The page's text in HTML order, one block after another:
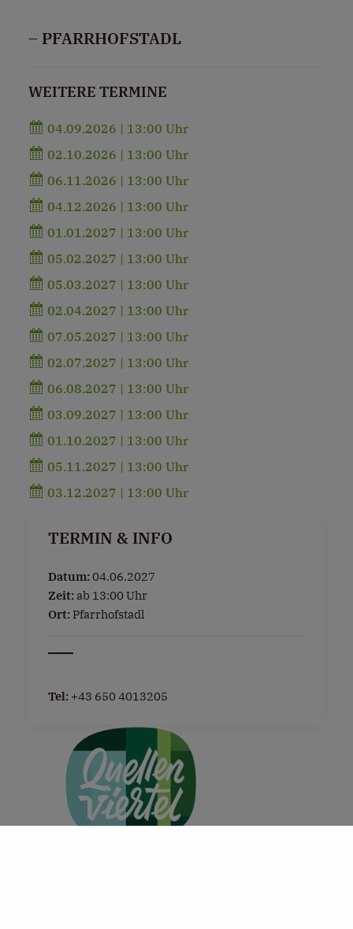
– PFARRHOFSTADL
WEITERE TERMINE
04.09.2026 | 13:00 Uhr
02.10.2026 | 13:00 Uhr
06.11.2026 | 13:00 Uhr
04.12.2026 | 13:00 Uhr
01.01.2027 | 13:00 Uhr
05.02.2027 | 13:00 Uhr
05.03.2027 | 13:00 Uhr
02.04.2027 | 13:00 Uhr
07.05.2027 | 13:00 Uhr
02.07.2027 | 13:00 Uhr
06.08.2027 | 13:00 Uhr
03.09.2027 | 13:00 Uhr
01.10.2027 | 13:00 Uhr
05.11.2027 | 13:00 Uhr
03.12.2027 | 13:00 Uhr
TERMIN & INFO
Datum:04.06.2027
Zeit: ab 13:00 Uhr
Ort: Pfarrhofstadl
Tel: +43 650 4013205